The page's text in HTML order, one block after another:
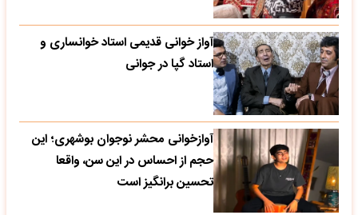
آواز خوانی قدیمی استاد خوانساری و
استاد گپا در جوانی
آوازخوانی محشر نوجوان بوشهری؛ این
حجم از احساس در این سن، واقعا
تحسین‌ برانگیز است